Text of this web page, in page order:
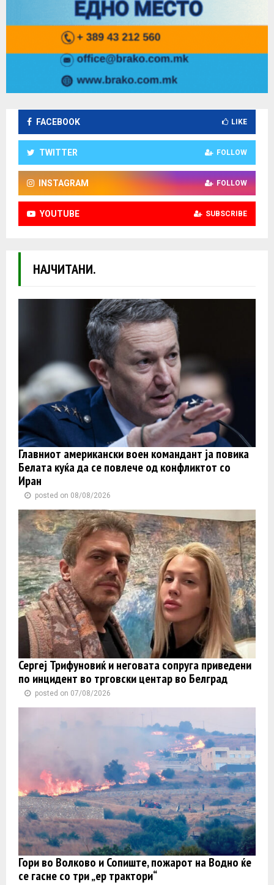
FACEBOOK LIKE
TWITTER FOLLOW
INSTAGRAM FOLLOW
YOUTUBE SUBSCRIBE
НАЈЧИТАНИ.
Главниот американски воен командант ја повика
Белата куќа да се повлече од конфликтот со
Иран
posted on 08/08/2026
Сергеј Трифуновиќ и неговата сопруга приведени
по инцидент во трговски центар во Белград
posted on 07/08/2026
Гори во Волково и Сопиште, пожарот на Водно ќе
се гасне со три „ер трактори“